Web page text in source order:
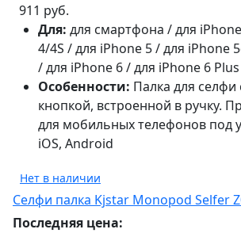
911 руб.
Для: для смартфона / для
4/4S / для iPhone 5 / для iPhone
/ для iPhone 6 / для iPhone 6 Plus
Особенности: Палка для селфи
кнопкой, встроенной в ручку.
для мобильных телефонов под
iOS, Android
Нет в наличии
Селфи палка Kjstar Monopod Selfer
Последняя цена: